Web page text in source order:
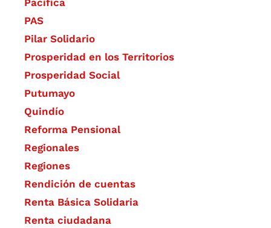
Pacífica
PAS
Pilar Solidario
Prosperidad en los Territorios
Prosperidad Social
Putumayo
Quindío
Reforma Pensional
Regionales
Regiones
Rendición de cuentas
Renta Básica Solidaria
Renta ciudadana